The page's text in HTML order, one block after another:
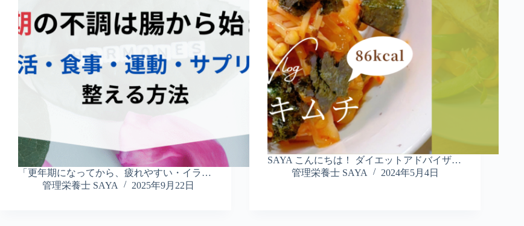
「更年期になってから、疲れやすい・イラ…
管理栄養士 SAYA
2025年9月22日
SAYA こんにちは！ ダイエットアドバイザ…
管理栄養士 SAYA
2024年5月4日